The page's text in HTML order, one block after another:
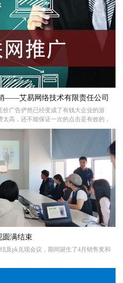
——艾易网络技术有限责任公司
广告俨然已经变成了有钱大企业的游
高，还不能保证一次的点击是有效的，
敢24小时全地域展现，企业只好无奈放
们不敢一味的的投入大量资金，一些互
了一套适合企业发展的模式——全网整合
问题，让中小企业的互联网营销有了新的
圆满结束
及pk兑现会议，期间诞生了4月销售奖和